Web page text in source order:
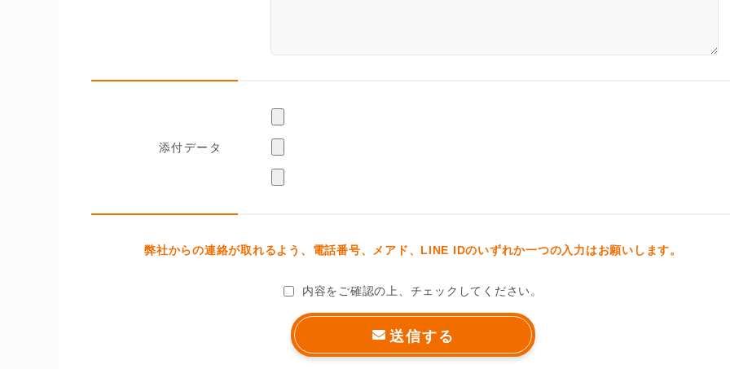
添付データ
弊社からの連絡が取れるよう、電話番号、メアド、LINE IDのいずれか一つの入力はお願いします。
内容をご確認の上、チェックしてください。